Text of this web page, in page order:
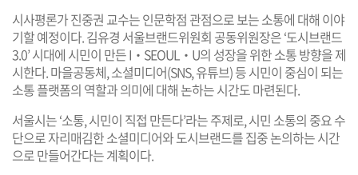
시사평론가 진중권 교수는 인문학점 관점으로 보는 소통에 대해 이야
기할 예정이다. 김유경 서울브랜드위원회 공동위원장은 ‘도시브랜드
3.0’ 시대에 시민이 만든 I‧SEOUL‧U의 성장을 위한 소통 방향을 제
시한다. 마을공동체, 소셜미디어(SNS, 유튜브) 등 시민이 중심이 되는
소통 플랫폼의 역할과 의미에 대해 논하는 시간도 마련된다.
서울시는 ‘소통, 시민이 직접 만든다’라는 주제로, 시민 소통의 중요 수
단으로 자리매김한 소셜미디어와 도시브랜드를 집중 논의하는 시간
으로 만들어간다는 계획이다.